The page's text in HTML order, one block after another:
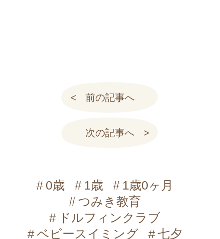
前の記事へ
次の記事へ
0歳 1歳
1歳0ヶ月
つみき教育
ドルフィンクラブ
ベビースイミング
七夕